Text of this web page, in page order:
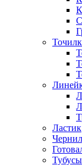
Ластик
Тубусы